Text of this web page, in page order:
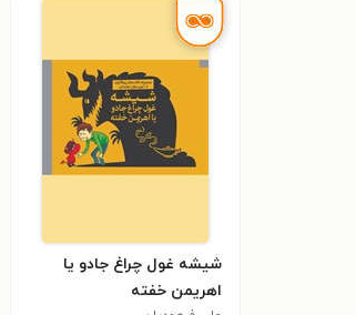
شیشه غول چراغ جادو یا
اهریمن خفته